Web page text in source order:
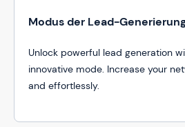
Modus der Lead-
Unlock powerful lead generation
innovative mode. Increase your
and effortlessly.